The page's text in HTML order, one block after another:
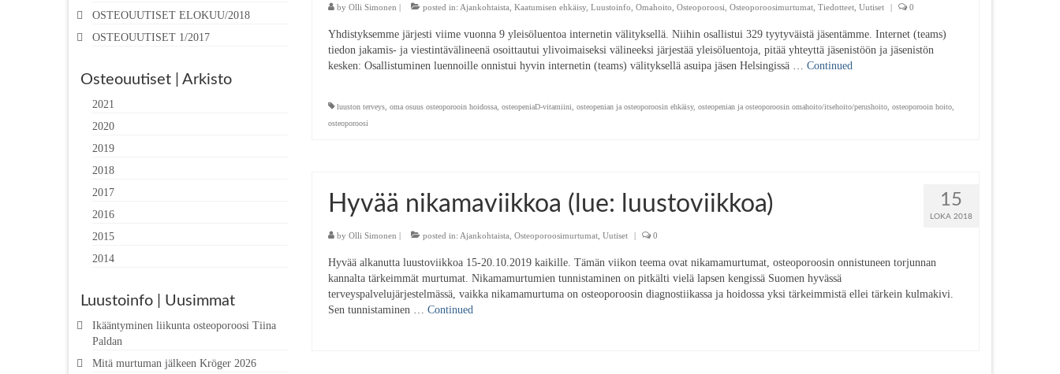
by Olli Simonen | posted in: Ajankohtaista Kaatumisen ehkäisy, Luustoinfo Omahoito Osteoporoosi Osteoporoosimurtumat, Tiedotteet, Uutiset | 0
Yhdistyksemme järjesti viime vuonna 9 yleisöluentoa internetin välityksellä. Niihin osallistui 329 tyytyväistä jäsentämme. Internet (teams)
tiedon jakamis- ja viestintävälineenä osoittautui ylivoimaiseksi välineeksi järjestää yleisöluentoja, pitää yhteyttä jäsenistöön ja jäsenistön
kesken: Osallistuminen luennoille onnistui hyvin internetin (teams) välityksellä asuipa jäsen Helsingissä … Continued
luuston terveys, oma osuus osteoporooin hoidossa, osteopeniaD-vitamiini osteopenian ja osteoporoosin ehkäisy, osteopenian ja osteoporoosin omahoito/itsehoito/perushoito, osteoporooin hoito,
osteoporoosi
15
LOKA 2018
Hyvää nikamaviikkoa (lue: luustoviikkoa)
by Olli Simonen | posted in: Ajankohtaista Osteoporoosimurtumat, Uutiset | 0
Hyvää alkanutta luustoviikkoa 15-20.10.2019 kaikille. Tämän viikon teema ovat nikamamurtumat, osteoporoosin onnistuneen torjunnan
kannalta tärkeimmät murtumat. Nikamamurtumien tunnistaminen on pitkälti vielä lapsen kengissä Suomen hyvässä
terveyspalvelujärjestelmässä, vaikka nikamamurtuma on osteoporoosin diagnostiikassa ja hoidossa yksi tärkeimmistä ellei tärkein kulmakivi.
Sen tunnistaminen … Continued
OSTEOUUTISET ELOKUU/2018
OSTEOUUTISET 1/2017
Osteouutiset | Arkisto
2021
2020
2019
2018
2017
2016
2015
2014
Luustoinfo | Uusimmat
Ikääntyminen liikunta osteoporoosi Tiina
Paldan
Mitä murtuman jälkeen Kröger 2026